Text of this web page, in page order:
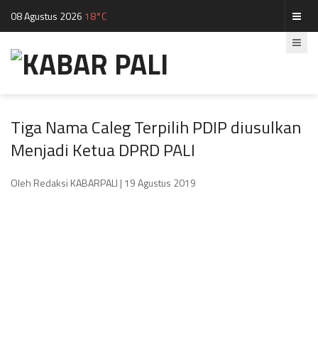
08 Agustus 2026 18°C
Tiga Nama Caleg Terpilih PDIP diusulkan
Menjadi Ketua DPRD PALI
Oleh Redaksi KABARPALI | 19 Agustus 2019